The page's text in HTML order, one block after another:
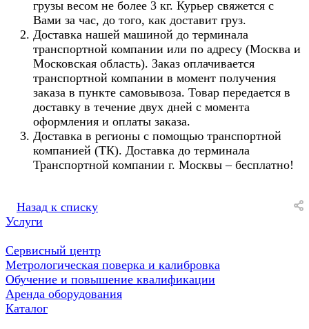
грузы весом не более 3 кг. Курьер свяжется с
Вами за час, до того, как доставит груз.
Доставка нашей машиной до терминала
транспортной компании или по адресу (Москва и
Московская область). Заказ оплачивается
транспортной компании в момент получения
заказа в пункте самовывоза. Товар передается в
доставку в течение двух дней с момента
оформления и оплаты заказа.
Доставка в регионы с помощью транспортной
компанией (ТК). Доставка до терминала
Транспортной компании г. Москвы – бесплатно!
Назад к списку
Услуги
Сервисный центр
Метрологическая поверка и калибровка
Обучение и повышение квалификации
Аренда оборудования
Каталог